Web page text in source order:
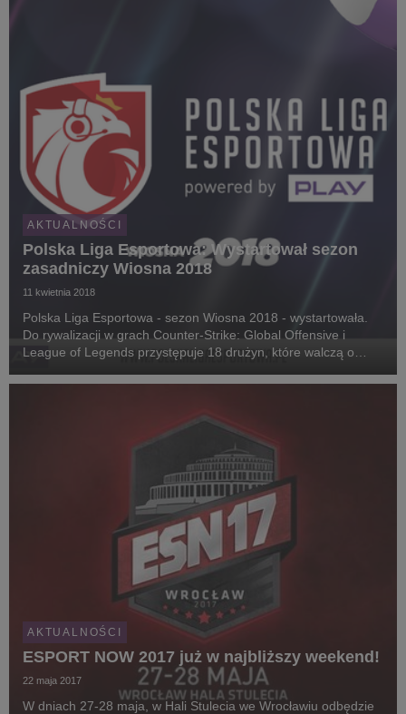
AKTUALNOŚCI
Polska Liga Esportowa: Wystartował sezon
zasadniczy Wiosna 2018
11 kwietnia 2018
Polska Liga Esportowa - sezon Wiosna 2018 - wystartowała.
Do rywalizacji w grach Counter-Strike: Global Offensive i
League of Legends przystępuje 18 drużyn, które walczą o
pierwszy w historii odbędzie się kolejk...
AKTUALNOŚCI
ESPORT NOW 2017 już w najbliższy weekend!
22 maja 2017
W dniach 27-28 maja, w Hali Stulecia we Wrocławiu odbędzie